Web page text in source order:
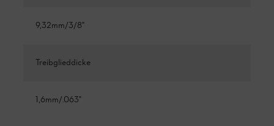
9,32mm/3/8"
Treibglieddicke
1,6mm/.063"